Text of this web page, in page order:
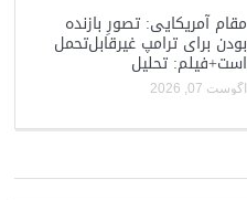
مقام آمریکایی: تصورِ بازنده
بودن برای ترامپ غیرقابل‌تحمل
است+فیلم: تحلیل
آگوست 07, 2026